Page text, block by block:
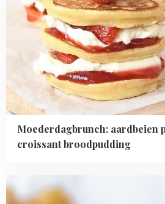
Moederdagbrunch: aardbeien
croissant broodpudding
Read
more